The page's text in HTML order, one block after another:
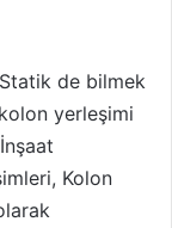
de bilmek
yerleşimi
Kolon